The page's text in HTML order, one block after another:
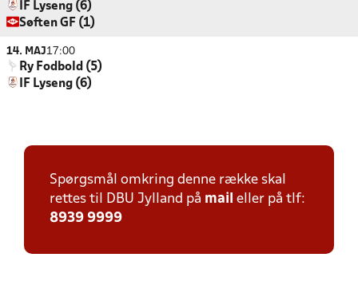
IF Lyseng (6)
Søften GF (1)
14. MAJ17:00
Ry Fodbold (5)
IF Lyseng (6)
Spørgsmål omkring denne række skal
rettes til DBU Jylland på mail eller på tlf:
8939 9999